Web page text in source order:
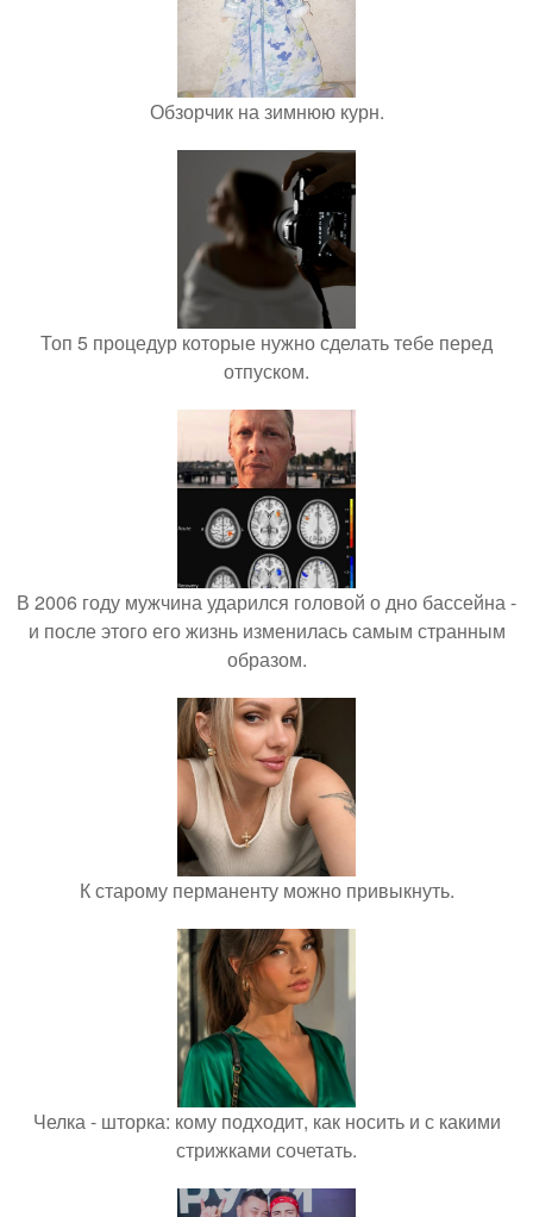
Обзорчик на зимнюю курн.
Топ 5 процедур которые нужно сделать тебе перед
отпуском.
В 2006 году мужчина ударился головой о дно бассейна -
и после этого его жизнь изменилась самым странным
образом.
К старому перманенту можно привыкнуть.
Челка - шторка: кому подходит, как носить и с какими
стрижками сочетать.